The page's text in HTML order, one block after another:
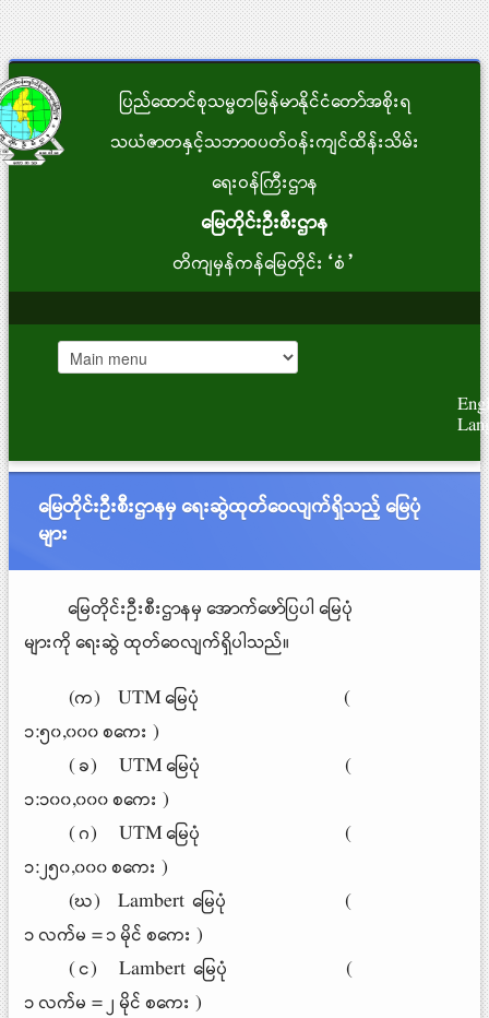
ပြည်ထောင်စုသမ္မတမြန်မာနိုင်ငံတော်အစိုးရ
သယံဇာတနှင့်သဘာဝပတ်ဝန်းကျင်ထိန်းသိမ်း
ရေးဝန်ကြီးဌာန
မြေတိုင်းဦးစီးဌာန
တိကျမှန်ကန်မြေတိုင်း“စံ”
မြေတိုင်းဦးစီးဌာနမှ ရေးဆွဲထုတ်ဝေလျက်ရှိသည့် မြေပုံ
များ
မြေတိုင်းဦးစီးဌာနမှ အောက်ဖော်ပြပါ မြေပုံ
များကို ရေးဆွဲ ထုတ်ဝေလျက်ရှိပါသည်။
(က) UTM မြေပုံ (
၁:၅၀,၀၀၀ စကေး )
( ခ) UTM မြေပုံ (
၁:၁၀၀,၀၀၀ စကေး )
( ဂ) UTM မြေပုံ (
၁:၂၅၀,၀၀၀ စကေး )
(ဃ) Lambert ​မြေပုံ (
၁ လက်မ = ၁ မိုင် စကေး )
( င) Lambert ​မြေပုံ (
၁ လက်မ = ၂ မိုင် စကေး )